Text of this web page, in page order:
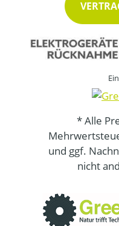
* Alle
und ggf.
nicht